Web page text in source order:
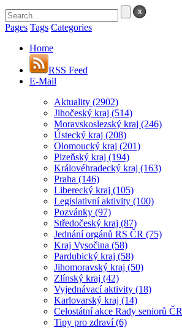
Pages Tags Categories
Home
RSS Feed
E-Mail
Aktuality (2902)
Jihočeský kraj (514)
Moravskoslezský kraj (246)
Ústecký kraj (208)
Olomoucký kraj (201)
Plzeňský kraj (194)
Královéhradecký kraj (163)
Praha (146)
Liberecký kraj (105)
Legislativní aktivity (100)
Pozvánky (97)
Středočeský kraj (87)
Jednání orgánů RS ČR (75)
Kraj Vysočina (58)
Pardubický kraj (58)
Jihomoravský kraj (50)
Zlínský kraj (42)
Vyjednávací aktivity (18)
Karlovarský kraj (14)
Celostátní akce Rady seniorů ČR
Tipy pro zdraví(6)